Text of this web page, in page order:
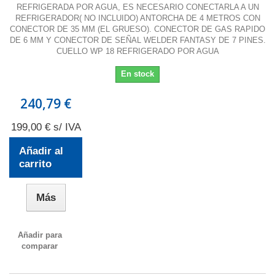
REFRIGERADA POR AGUA, ES NECESARIO CONECTARLA A UN
REFRIGERADOR( NO INCLUIDO) ANTORCHA DE 4 METROS CON
CONECTOR DE 35 MM (EL GRUESO). CONECTOR DE GAS RAPIDO
DE 6 MM Y CONECTOR DE SEÑAL WELDER FANTASY DE 7 PINES.
CUELLO WP 18 REFRIGERADO POR AGUA
En stock
240,79 €
199,00 € s/ IVA
Añadir al
carrito
Más
Añadir para
comparar